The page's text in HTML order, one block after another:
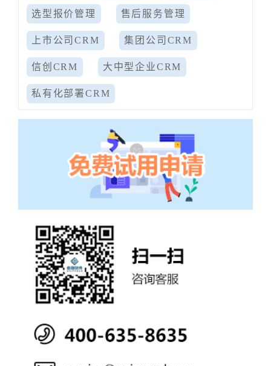
选型报价管理 售后服务管理
上市公司CRM 集团公司CRM
信创CRM 大中型企业CRM
私有化部署CRM